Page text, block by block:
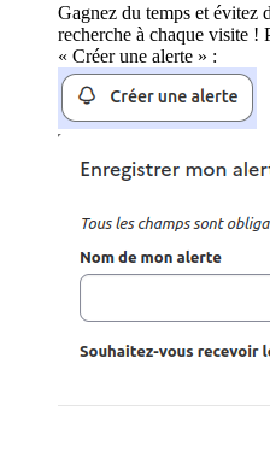
Gagnez du temps et évitez
recherche à chaque visite !
« Créer une alerte » :